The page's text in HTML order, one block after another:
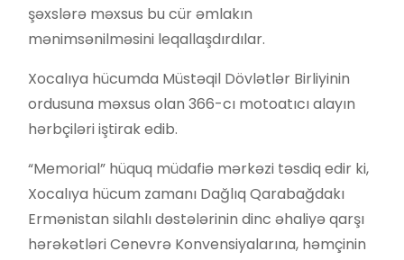
şəxslərə məxsus bu cür əmlakın
mənimsənilməsini leqallaşdırdılar.
Xocalıya hücumda Müstəqil Dövlətlər Birliyinin
ordusuna məxsus olan 366-cı motoatıcı alayın
hərbçiləri iştirak edib.
“Memorial” hüquq müdafiə mərkəzi təsdiq edir ki,
Xocalıya hücum zamanı Dağlıq Qarabağdakı
Ermənistan silahlı dəstələrinin dinc əhaliyə qarşı
hərəkətləri Cenevrə Konvensiyalarına, həmçinin